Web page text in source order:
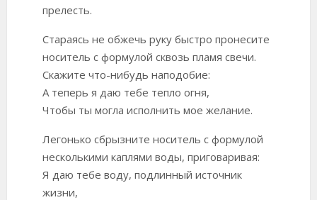
прелесть.
Стараясь не обжечь руку быстро пронесите
носитель с формулой сквозь пламя свечи.
Скажите что-нибудь наподобие:
А теперь я даю тебе тепло огня,
Чтобы ты могла исполнить мое желание.
Легонько сбрызните носитель с формулой
несколькими каплями воды, приговаривая:
Я даю тебе воду, подлинный источник
жизни,